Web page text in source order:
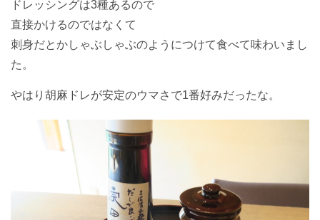
ドレッシングは3種あるので
直接かけるのではなくて
刺身だとかしゃぶしゃぶのようにつけて食べて味わいまし
た。
やはり胡麻ドレが安定のウマさで1番好みだったな。